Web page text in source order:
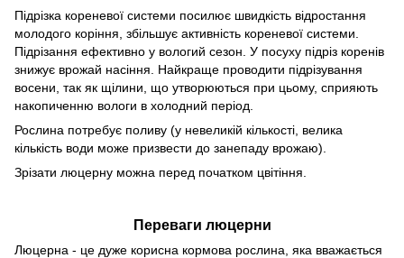
Підрізка кореневої системи посилює швидкість відростання
молодого коріння, збільшує активність кореневої системи.
Підрізання ефективно у вологий сезон. У посуху підріз коренів
знижує врожай насіння. Найкраще проводити підрізування
восени, так як щілини, що утворюються при цьому, сприяють
накопиченню вологи в холодний період.
Рослина потребує поливу (у невеликій кількості, велика
кількість води може призвести до занепаду врожаю).
Зрізати люцерну можна перед початком цвітіння.
Переваги люцерни
Люцерна - це дуже корисна кормова рослина, яка вважається